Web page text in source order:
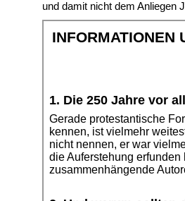
und damit nicht dem Anliegen